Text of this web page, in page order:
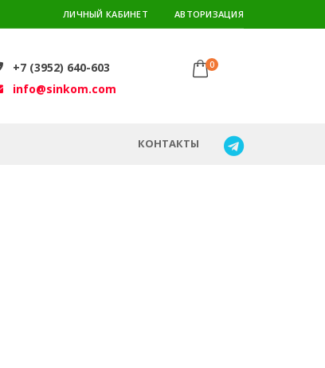
ЛИЧНЫЙ КАБИНЕТ АВТОРИЗАЦИЯ
+7 (3952) 640-603
info@sinkom.com
0
КОНТАКТЫ